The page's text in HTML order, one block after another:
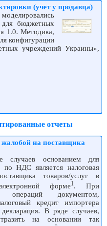
(учет у продавца)
для бюджетных
1.0. Методика,
конфигурации
учреждений Украины»,
отчеты
на поставщика
случаев основанием для
по НДС является налоговая
товаров/услуг в
форме1 . При
операций документом,
кредит импортера
В ряде случаев,
на основании так